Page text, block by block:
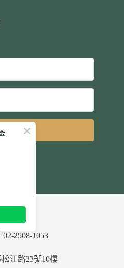
即訂閱
傳真：
02-2508-1053
江路23號10樓